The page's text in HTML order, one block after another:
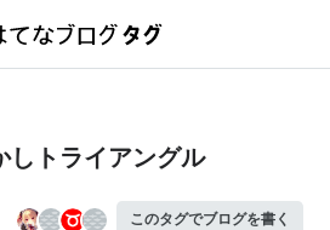
しトライアングル
このタグでブログを書く